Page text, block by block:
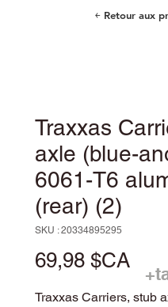
Traxxas
axle (blue-
6061-T6
(rear) (2)
SKU : 20334895295
69,98 $CAPrix
Traxxas Carriers, stub
￩ Retour aux